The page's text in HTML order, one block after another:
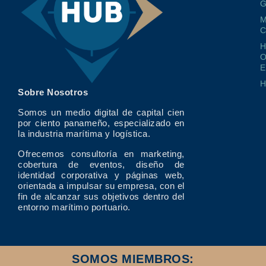
Sobre Nosotros
Somos un medio digital de capital cien
por ciento panameño, especializado en
la industria marítima y logística.
Ofrecemos consultoría en marketing,
cobertura de eventos, diseño de
identidad corporativa y páginas web,
orientada a impulsar su empresa, con el
fin de alcanzar sus objetivos dentro del
entorno marítimo portuario.
SOMOS MIEMBROS: